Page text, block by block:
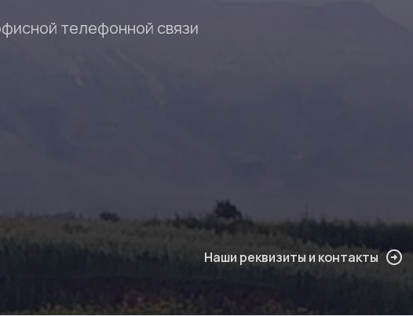
телефонной связи
Наши реквизиты и контакты